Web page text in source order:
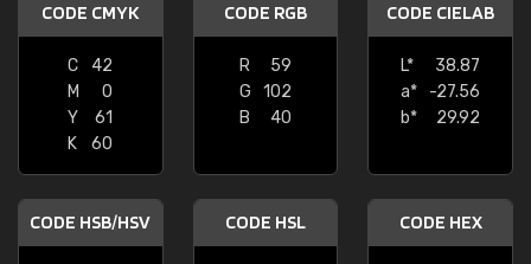
CODE CMYK
C
42
M
0
Y
61
K
60
CODE RGB
R
59
G
102
B
40
CODE CIELAB
L*
38.87
a*
-27.56
b*
29.92
CODE HSB/HSV CODE HSL CODE HEX